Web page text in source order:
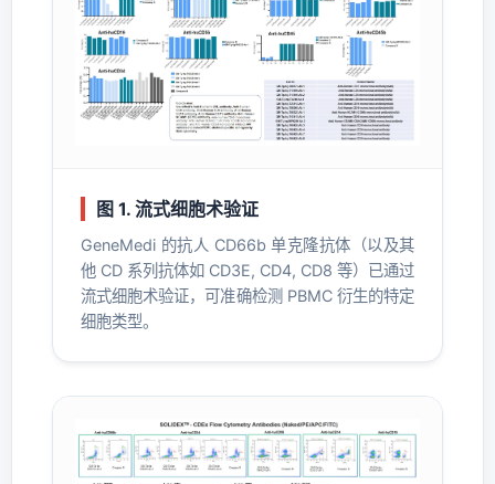
图 1. 流式细胞术验证
GeneMedi 的抗人 CD66b 单克隆抗体（以及其
他 CD 系列抗体如 CD3E, CD4, CD8 等）已通过
流式细胞术验证，可准确检测 PBMC 衍生的特定
细胞类型。